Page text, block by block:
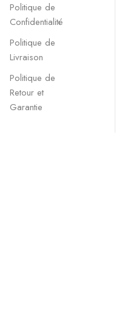
Politique de
Confidentialité
Politique de
Livraison
Politique de
Retour et
Garantie